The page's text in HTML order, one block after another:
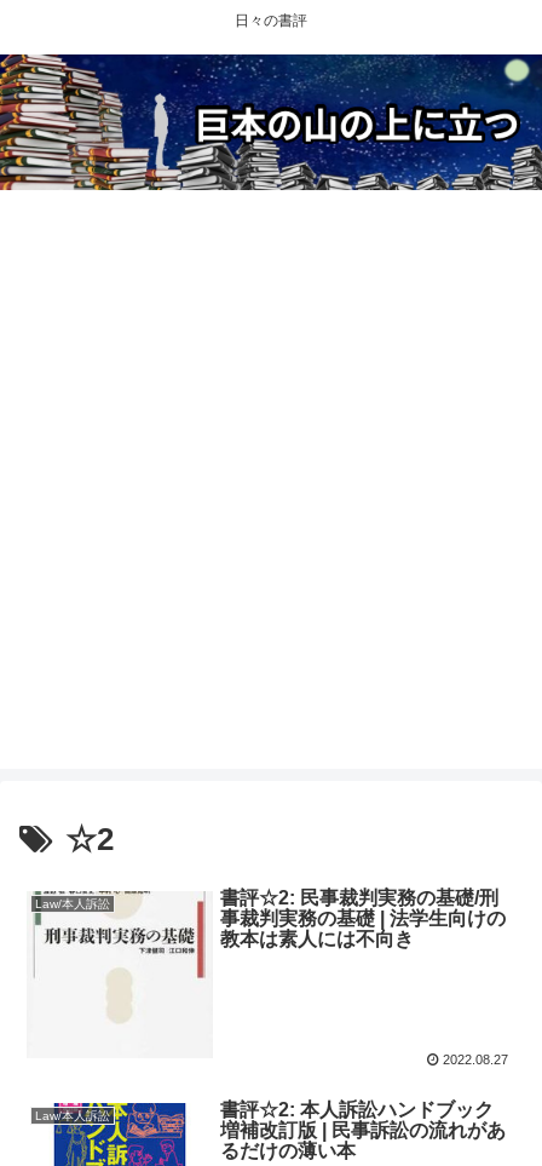
日々の書評
☆2
Law/本人訴訟
書評☆2: 民事裁判実務の基礎/刑
事裁判実務の基礎 | 法学生向けの
教本は素人には不向き
2022.08.27
Law/本人訴訟
書評☆2: 本人訴訟ハンドブック
増補改訂版 | 民事訴訟の流れがあ
るだけの薄い本